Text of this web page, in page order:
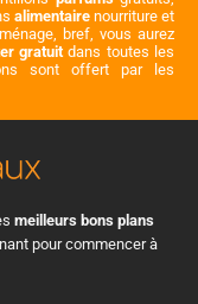
alimentairenourriture et
bref, vous aurez
gratuit dans toutes les
sont offert par les
meilleurs bons plans
pour commencer à